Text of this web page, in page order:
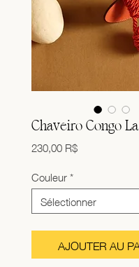
Chaveiro Congo
230,00 R$Prix
Couleur*
AJOUTER AU